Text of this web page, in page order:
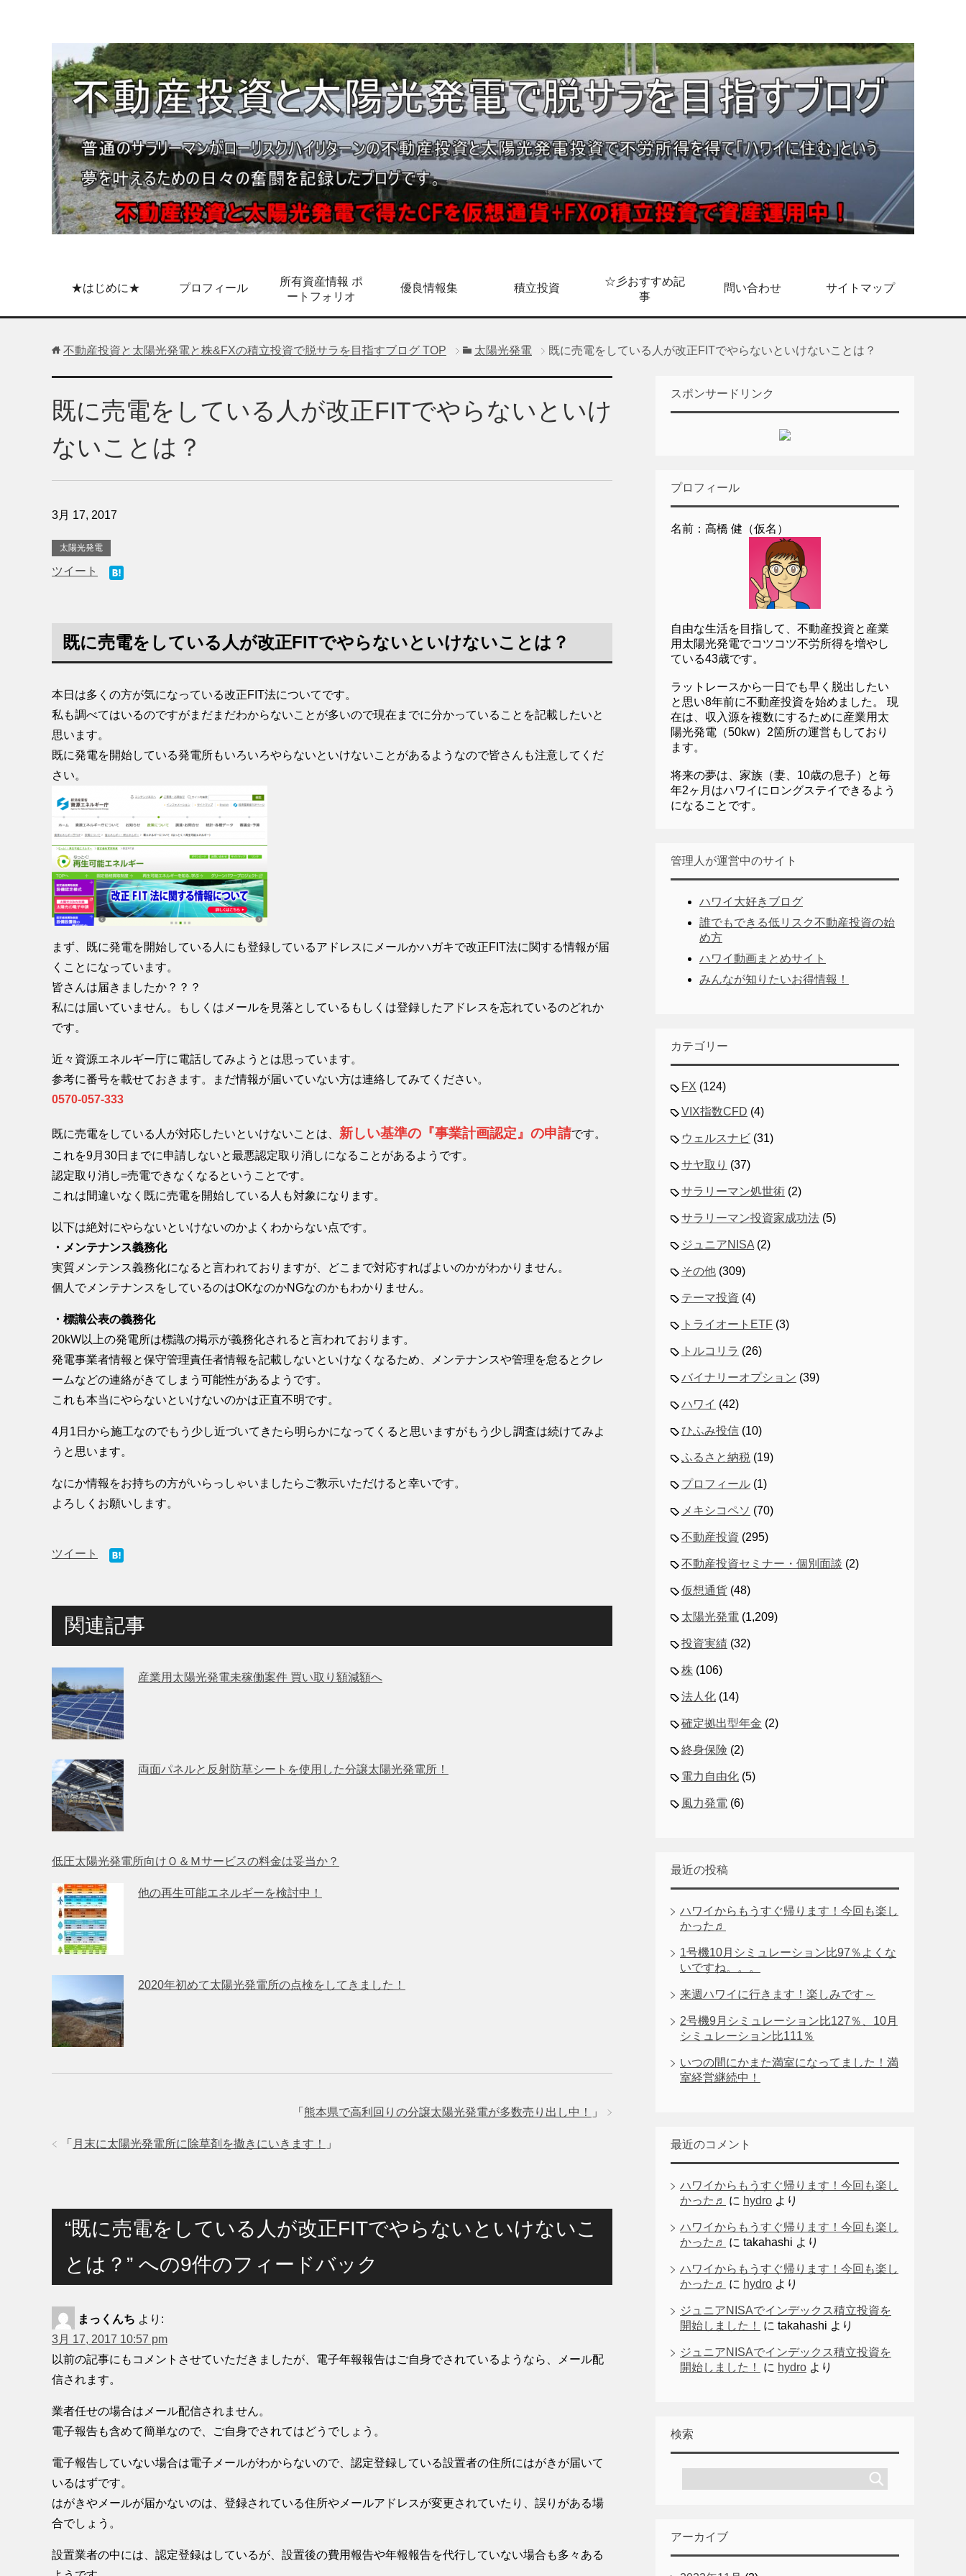
★はじめに★ プロフィール
所有資産情報 ポ
ートフォリオ
優良情報集 積立投資
☆彡おすすめ記
事
問い合わせ サイトマップ
不動産投資と太陽光発電と株&FXの積立投資で脱サラを目指すブログ TOP 太陽光発電 既に売電をしている人が改正FITでやらないといけないことは？
既に売電をしている人が改正FITでやらないといけ
ないことは？
3月 17, 2017
太陽光発電
ツイート
既に売電をしている人が改正FITでやらないといけないことは？
本日は多くの方が気になっている改正FIT法についてです。
私も調べてはいるのですがまだまだわからないことが多いので現在までに分かっていることを記載したいと
思います。
既に発電を開始している発電所もいろいろやらないといけないことがあるようなので皆さんも注意してくだ
さい。
まず、既に発電を開始している人にも登録しているアドレスにメールかハガキで改正FIT法に関する情報が届
くことになっています。
皆さんは届きましたか？？？
私には届いていません。もしくはメールを見落としているもしくは登録したアドレスを忘れているのどれか
です。
近々資源エネルギー庁に電話してみようとは思っています。
参考に番号を載せておきます。まだ情報が届いていない方は連絡してみてください。
0570-057-333
既に売電をしている人が対応したいといけないことは、 新しい基準の『事業計画認定』の申請です。
これを9月30日までに申請しないと最悪認定取り消しになることがあるようです。
認定取り消し=売電できなくなるということです。
これは間違いなく既に売電を開始している人も対象になります。
以下は絶対にやらないといけないのかよくわからない点です。
・メンテナンス義務化
実質メンテンス義務化になると言われておりますが、どこまで対応すればよいのかがわかりません。
個人でメンテナンスをしているのはOKなのかNGなのかもわかりません。
・標識公表の義務化
20kW以上の発電所は標識の掲示が義務化されると言われております。
発電事業者情報と保守管理責任者情報を記載しないといけなくなるため、メンテナンスや管理を怠るとクレ
ームなどの連絡がきてしまう可能性があるようです。
これも本当にやらないといけないのかは正直不明です。
4月1日から施工なのでもう少し近づいてきたら明らかになってくると思いますがもう少し調査は続けてみよ
うと思います。
なにか情報をお持ちの方がいらっしゃいましたらご教示いただけると幸いです。
よろしくお願いします。
ツイート
関連記事
産業用太陽光発電未稼働案件 買い取り額減額へ
両面パネルと反射防草シートを使用した分譲太陽光発電所！
低圧太陽光発電所向けＯ＆Ｍサービスの料金は妥当か？
他の再生可能エネルギーを検討中！
2020年初めて太陽光発電所の点検をしてきました！
「 熊本県で高利回りの分譲太陽光発電が多数売り出し中！ 」
「 月末に太陽光発電所に除草剤を撒きにいきます！ 」
“既に売電をしている人が改正FITでやらないといけないこ
とは？” への9件のフィードバック
まっくんち より:
3月 17, 2017 10:57 pm
以前の記事にもコメントさせていただきましたが、電子年報報告はご自身でされているようなら、メール配
信されます。
業者任せの場合はメール配信されません。
電子報告も含めて簡単なので、ご自身でされてはどうでしょう。
電子報告していない場合は電子メールがわからないので、認定登録している設置者の住所にはがきが届いて
いるはずです。
はがきやメールが届かないのは、登録されている住所やメールアドレスが変更されていたり、誤りがある場
合でしょう。
設置業者の中には、認定登録はしているが、設置後の費用報告や年報報告を代行していない場合も多々ある
スポンサードリンク
プロフィール
名前：高橋 健（仮名）
自由な生活を目指して、不動産投資と産業
用太陽光発電でコツコツ不労所得を増やし
ている43歳です。
ラットレースから一日でも早く脱出したい
と思い8年前に不動産投資を始めました。 現
在は、収入源を複数にするために産業用太
陽光発電（50kw）2箇所の運営もしており
ます。
将来の夢は、家族（妻、10歳の息子）と毎
年2ヶ月はハワイにロングステイできるよう
になることです。
管理人が運営中のサイト
ハワイ大好きブログ
誰でもできる低リスク不動産投資の始
め方
ハワイ動画まとめサイト
みんなが知りたいお得情報！
カテゴリー
FX (124)
VIX指数CFD (4)
ウェルスナビ (31)
サヤ取り (37)
サラリーマン処世術 (2)
サラリーマン投資家成功法 (5)
ジュニアNISA (2)
その他 (309)
テーマ投資 (4)
トライオートETF (3)
トルコリラ (26)
バイナリーオプション (39)
ハワイ (42)
ひふみ投信 (10)
ふるさと納税 (19)
プロフィール (1)
メキシコペソ (70)
不動産投資 (295)
不動産投資セミナー・個別面談 (2)
仮想通貨 (48)
太陽光発電 (1,209)
投資実績 (32)
株 (106)
法人化 (14)
確定拠出型年金 (2)
終身保険 (2)
電力自由化 (5)
風力発電 (6)
最近の投稿
ハワイからもうすぐ帰ります！今回も楽し
かった♬
1号機10月シミュレーション比97％よくな
いですね。。。
来週ハワイに行きます！楽しみです～
2号機9月シミュレーション比127％、10月
シミュレーション比111％
いつの間にかまた満室になってました！満
室経営継続中！
最近のコメント
ハワイからもうすぐ帰ります！今回も楽し
かった♬
に hydro より
ハワイからもうすぐ帰ります！今回も楽し
かった♬
に takahashi より
ハワイからもうすぐ帰ります！今回も楽し
かった♬
に hydro より
ジュニアNISAでインデックス積立投資を
開始しました！
に takahashi より
ジュニアNISAでインデックス積立投資を
開始しました！
に hydro より
検索
アーカイブ